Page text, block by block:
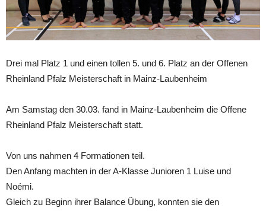
Drei mal Platz 1 und einen tollen 5. und 6. Platz an der Offenen
Rheinland Pfalz Meisterschaft in Mainz-Laubenheim
Am Samstag den 30.03. fand in Mainz-Laubenheim die Offene
Rheinland Pfalz Meisterschaft statt.
Von uns nahmen 4 Formationen teil.
Den Anfang machten in der A-Klasse Junioren 1 Luise und
Noémi.
Gleich zu Beginn ihrer Balance Übung, konnten sie den